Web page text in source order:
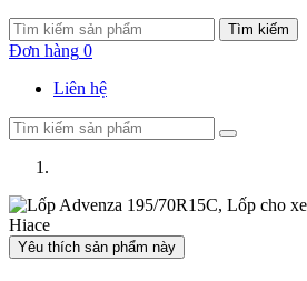
Tìm kiếm
Đơn hàng 0
Liên hệ
Yêu thích sản phẩm này